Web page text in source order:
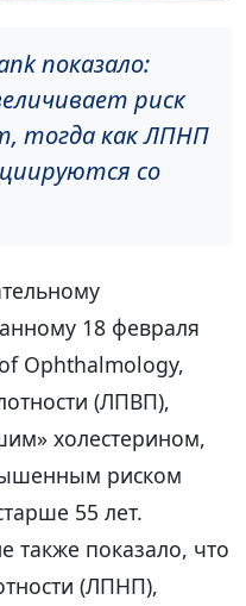
показало:
риск
тогда как ЛПНП
со
18 февраля
Ophthalmology,
(ЛПВП),
холестерином,
риском
55 лет.
также показало, что
(ЛПНП),